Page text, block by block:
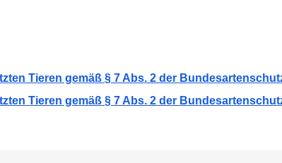
Tieren gemäß § 7 Abs. 2 der
Tieren gemäß § 7 Abs. 2 der